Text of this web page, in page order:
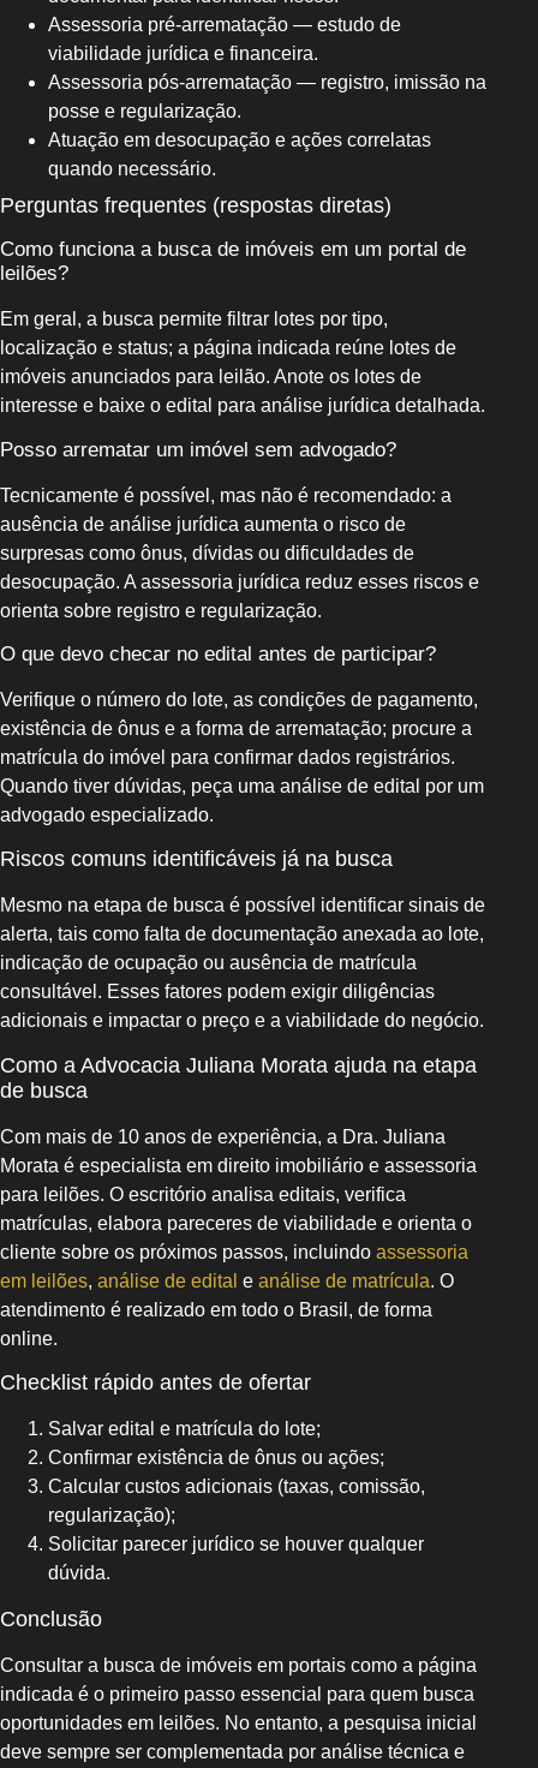
Assessoria pré-arrematação — estudo de
viabilidade jurídica e financeira.
Assessoria pós-arrematação — registro, imissão na
posse e regularização.
Atuação em desocupação e ações correlatas
quando necessário.
Perguntas frequentes (respostas diretas)
Como funciona a busca de imóveis em um portal de
leilões?
Em geral, a busca permite filtrar lotes por tipo,
localização e status; a página indicada reúne lotes de
imóveis anunciados para leilão. Anote os lotes de
interesse e baixe o edital para análise jurídica detalhada.
Posso arrematar um imóvel sem advogado?
Tecnicamente é possível, mas não é recomendado: a
ausência de análise jurídica aumenta o risco de
surpresas como ônus, dívidas ou dificuldades de
desocupação. A assessoria jurídica reduz esses riscos e
orienta sobre registro e regularização.
O que devo checar no edital antes de participar?
Verifique o número do lote, as condições de pagamento,
existência de ônus e a forma de arrematação; procure a
matrícula do imóvel para confirmar dados registrários.
Quando tiver dúvidas, peça uma análise de edital por um
advogado especializado.
Riscos comuns identificáveis já na busca
Mesmo na etapa de busca é possível identificar sinais de
alerta, tais como falta de documentação anexada ao lote,
indicação de ocupação ou ausência de matrícula
consultável. Esses fatores podem exigir diligências
adicionais e impactar o preço e a viabilidade do negócio.
Como a Advocacia Juliana Morata ajuda na etapa
de busca
Com mais de 10 anos de experiência, a Dra. Juliana
Morata é especialista em direito imobiliário e assessoria
para leilões. O escritório analisa editais, verifica
matrículas, elabora pareceres de viabilidade e orienta o
cliente sobre os próximos passos, incluindo assessoria
em leilões, análise de edital e análise de matrícula. O
atendimento é realizado em todo o Brasil, de forma
online.
Checklist rápido antes de ofertar
Salvar edital e matrícula do lote;
Confirmar existência de ônus ou ações;
Calcular custos adicionais (taxas, comissão,
regularização);
Solicitar parecer jurídico se houver qualquer
dúvida.
Conclusão
Consultar a busca de imóveis em portais como a página
indicada é o primeiro passo essencial para quem busca
oportunidades em leilões. No entanto, a pesquisa inicial
deve sempre ser complementada por análise técnica e